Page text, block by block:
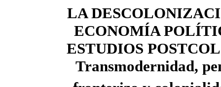
LA
ECONOMÍA
ESTUDIOS
Transmodernidad,